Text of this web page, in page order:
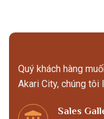
Quý khách hàng
Akari City, chúng tôi
Sales